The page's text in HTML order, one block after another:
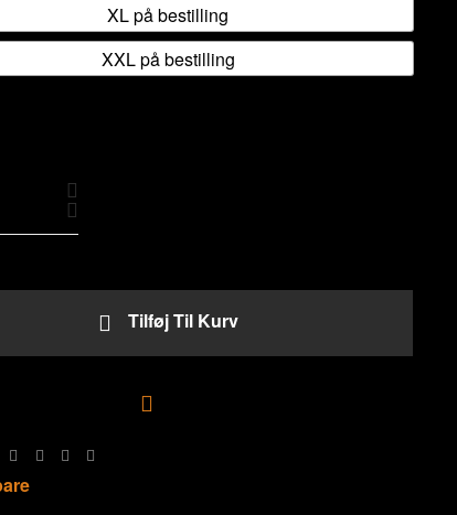
XL på bestilling
XXL på bestilling
Tilføj Til Kurv